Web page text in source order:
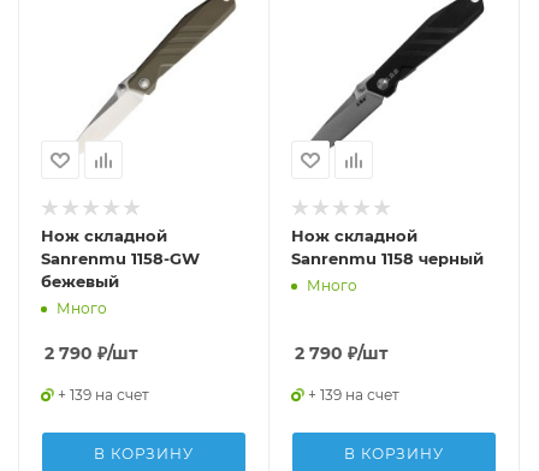
Нож складной
Sanrenmu 1158-GW
бежевый
Много
2 790 ₽/шт
+ 139 на счет
В КОРЗИНУ
Нож складной
Sanrenmu 1158 черный
Много
2 790 ₽/шт
+ 139 на счет
В КОРЗИНУ